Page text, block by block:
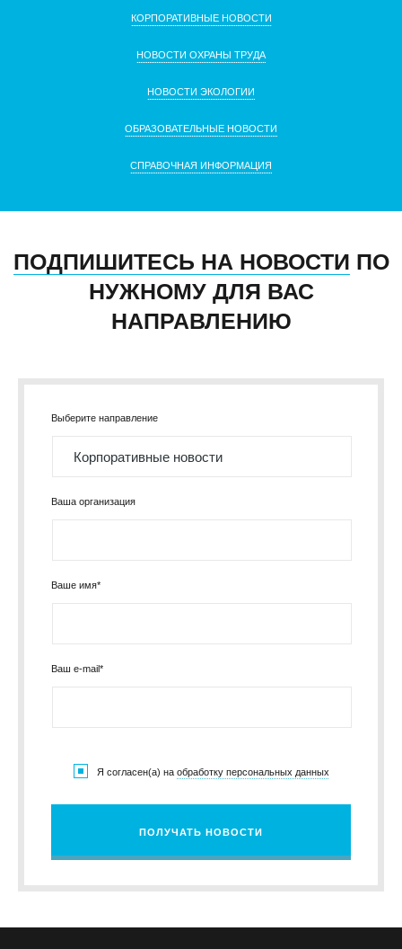
КОРПОРАТИВНЫЕ НОВОСТИ
НОВОСТИ ОХРАНЫ ТРУДА
НОВОСТИ ЭКОЛОГИИ
ОБРАЗОВАТЕЛЬНЫЕ НОВОСТИ
СПРАВОЧНАЯ ИНФОРМАЦИЯ
ПОДПИШИТЕСЬ НА НОВОСТИ ПО
НУЖНОМУ ДЛЯ ВАС
НАПРАВЛЕНИЮ
Выберите направление
Ваша организация
Ваше имя*
Ваш e-mail*
Я согласен(а) на обработку персональных данных
ПОЛУЧАТЬ НОВОСТИ